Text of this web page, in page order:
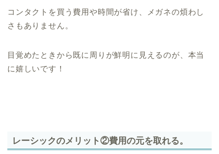
コンタクトを買う費用や時間が省け、メガネの煩わし
さもありません。
目覚めたときから既に周りが鮮明に見えるのが、本当
に嬉しいです！
レーシックのメリット②費用の元を取れる。